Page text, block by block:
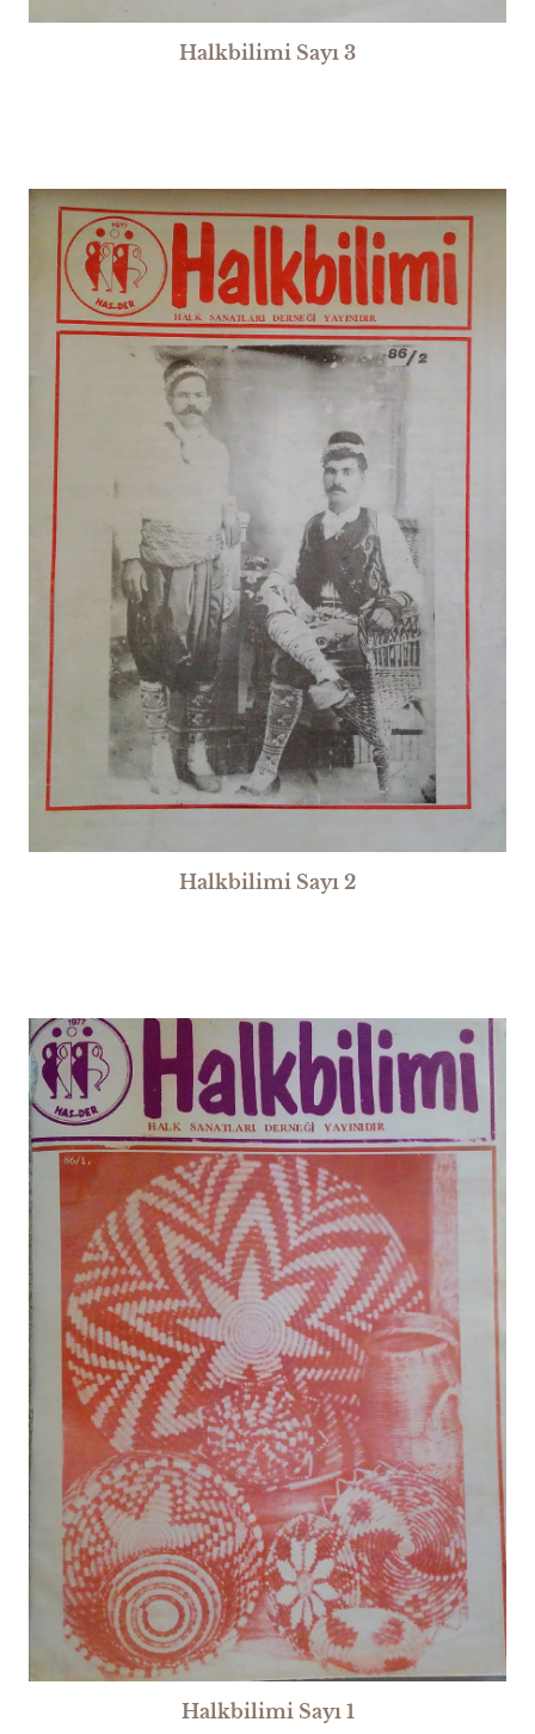
Halkbilimi Sayı 3
Halkbilimi Sayı 2
Halkbilimi Sayı 1